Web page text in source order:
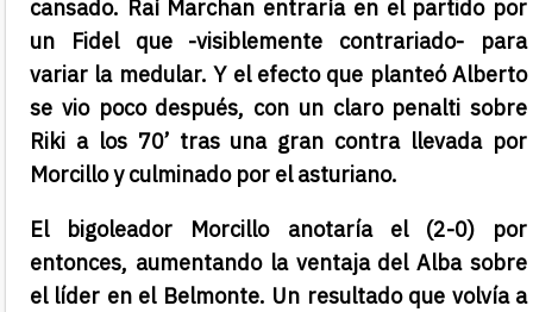
cansado. Raí Marchan entraría en el partido por
un Fidel que -visiblemente contrariado- para
variar la medular. Y el efecto que planteó Alberto
se vio poco después, con un claro penalti sobre
Riki a los 70’ tras una gran contra llevada por
Morcillo y culminado por el asturiano.
El bigoleador Morcillo anotaría el (2-0) por
entonces, aumentando la ventaja del Alba sobre
el líder en el Belmonte. Un resultado que volvía a